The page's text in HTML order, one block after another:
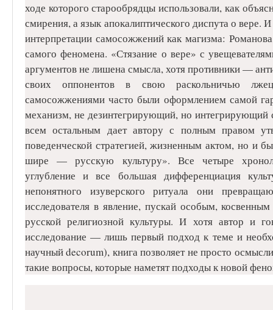
ходе которого старообрядцы использовали, как
смирения, а язык апокалиптического диспута о вере.
интерпретации самосожжений как магизма:
самого феномена. «Стязание о вере» с
аргументов не лишена смысла, хотя противники —
своих оппонентов в свою раскольничью
самосожжениями часто были оформлением самой
механизм, не дезинтегрирующий, но
всем остальным дает автору с полным правом
поведенческой стратегией, жизненным актом, но и
шире — русскую культуру». Все четыре
углубление и все большая дифференциация
непонятного изуверского ритуала они
исследователя в явление, пускай особым,
русской религиозной культуры. И хотя автор и
исследование — лишь первый подход к теме и
научный decorum), книга позволяет не просто
такие вопросы, которые наметят подходы к новой